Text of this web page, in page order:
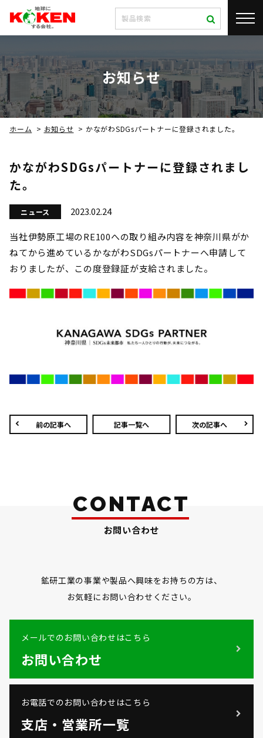
お知らせ
ホーム > お知らせ > かながわSDGsパートナーに登録されました。
かながわSDGsパートナーに登録されまし
た。
ニュース 2023.02.24
当社伊勢原工場のRE100への取り組み内容を神奈川県がか
ねてから進めているかながわSDGsパートナーへ申請して
おりましたが、この度登録証が支給されました。
前の記事へ 記事一覧へ 次の記事へ
CONTACT
お問い合わせ
鉱研工業の事業や製品へ興味をお持ちの方は、
お気軽にお問い合わせください。
メールでのお問い合わせはこちら
お問い合わせ
お電話でのお問い合わせはこちら
支店・営業所一覧